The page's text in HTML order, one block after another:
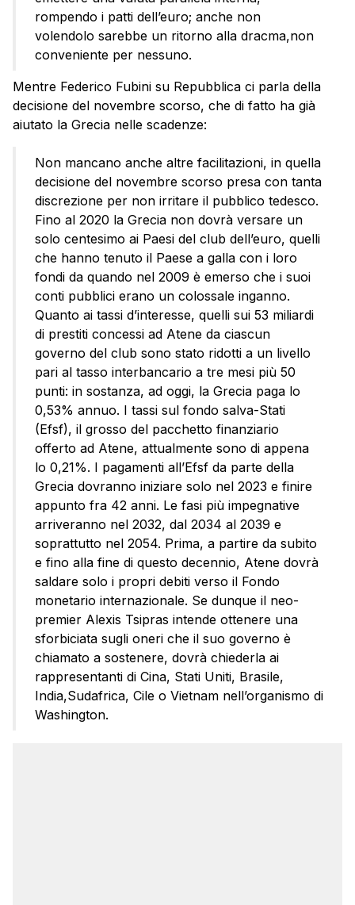
rompendo i patti dell’euro; anche non
volendolo sarebbe un ritorno alla dracma,non
conveniente per nessuno.
Mentre Federico Fubini su Repubblica ci parla della
decisione del novembre scorso, che di fatto ha già
aiutato la Grecia nelle scadenze:
Non mancano anche altre facilitazioni, in quella
decisione del novembre scorso presa con tanta
discrezione per non irritare il pubblico tedesco.
Fino al 2020 la Grecia non dovrà versare un
solo centesimo ai Paesi del club dell’euro, quelli
che hanno tenuto il Paese a galla con i loro
fondi da quando nel 2009 è emerso che i suoi
conti pubblici erano un colossale inganno.
Quanto ai tassi d’interesse, quelli sui 53 miliardi
di prestiti concessi ad Atene da ciascun
governo del club sono stato ridotti a un livello
pari al tasso interbancario a tre mesi più 50
punti: in sostanza, ad oggi, la Grecia paga lo
0,53% annuo. I tassi sul fondo salva-Stati
(Efsf), il grosso del pacchetto finanziario
offerto ad Atene, attualmente sono di appena
lo 0,21%. I pagamenti all’Efsf da parte della
Grecia dovranno iniziare solo nel 2023 e finire
appunto fra 42 anni. Le fasi più impegnative
arriveranno nel 2032, dal 2034 al 2039 e
soprattutto nel 2054. Prima, a partire da subito
e fino alla fine di questo decennio, Atene dovrà
saldare solo i propri debiti verso il Fondo
monetario internazionale. Se dunque il neo-
premier Alexis Tsipras intende ottenere una
sforbiciata sugli oneri che il suo governo è
chiamato a sostenere, dovrà chiederla ai
rappresentanti di Cina, Stati Uniti, Brasile,
India,Sudafrica, Cile o Vietnam nell’organismo di
Washington.